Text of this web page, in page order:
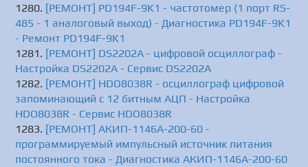
[РЕМОНТ] PD194F-9K1 - частотомер (1 порт RS-
485 - 1 аналоговый выход) - Диагностика PD194F-9K1
- Ремонт PD194F-9K1
[РЕМОНТ] DS2202A - цифровой осциллограф -
Настройка DS2202A - Сервис DS2202A
[РЕМОНТ] HDO8038R - осциллограф цифровой
запоминающий с 12 битным АЦП - Настройка
HDO8038R - Сервис HDO8038R
[РЕМОНТ] АКИП-1146A-200-60 -
программируемый импульсный источник питания
постоянного тока - Диагностика АКИП-1146A-200-60